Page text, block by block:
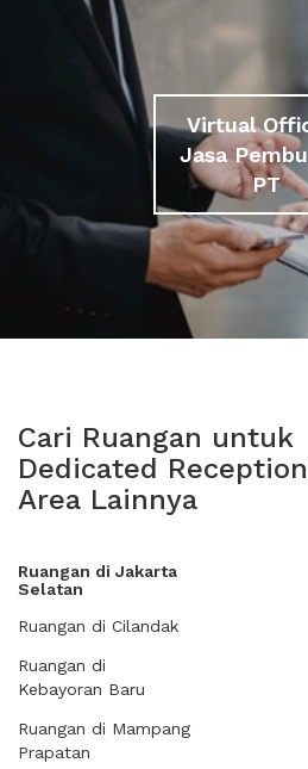
Virtual
Jasa
PT
Cari Ruangan untuk
Dedicated
Area Lainnya
Ruangan di Jakarta
Selatan
Ruangan di Cilandak
Ruangan di
Kebayoran Baru
Ruangan di Mampang
Prapatan